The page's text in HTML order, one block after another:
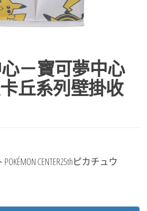
－寶可夢中心
丘系列壁掛收
CENTER25thピカチュウ